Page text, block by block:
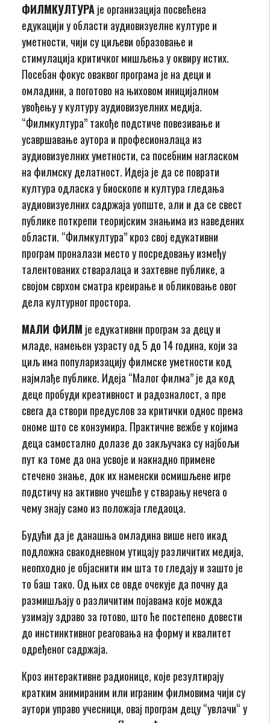
ФИЛМКУЛТУРАје организација посвећена
едукацији у области аудиовизуелне културе и
уметности, чији су циљеви образовање и
стимулација критичког мишљења у оквиру истих.
Посебан фокус оваквог програма је на деци и
омладини, а поготово на њиховом иницијалном
увођењу у културу аудиовизуелних медија.
“Филмкултура” такође подстиче повезивање и
усавршавање аутора и професионалаца из
аудиовизуелних уметности, са посебним нагласком
на филмску делатност. Идеја је да се поврати
култура одласка у биоскопе и култура гледања
аудиовизуелних садржаја уопште, али и да се свест
публике поткрепи теоријским знањима из наведених
области. “Филмкултура” кроз свој едукативни
програм проналази место у посредовању између
талентованих стваралаца и захтевне публике, а
својом сврхом сматра креирање и обликовање овог
дела културног простора.
МАЛИ ФИЛМ је едукативни програм за децу и
младе, намењен узрасту од 5 до 14 година, који за
циљ има популаризацију филмске уметности код
најмлађе публике. Идеја “Малог филма” је да код
деце пробуди креативност и радозналост, а пре
свега да створи предуслов за критички однос према
ономе што се конзумира. Практичне вежбе у којима
деца самостално долазе до закључака су најбољи
пут ка томе да она усвоје и накнадно примене
стечено знање, док их наменски осмишљене игре
подстичу на активно учешће у стварању нечега о
чему знају само из положаја гледаоца.
Будући да је данашња омладина више него икад
подложна свакодневном утицају различитих медија,
неопходно је објаснити им шта то гледају и зашто је
то баш тако. Од њих се овде очекује да почну да
размишљају о различитим појавама које можда
узимају здраво за готово, што ће постепено довести
до инстинктивног реаговања на форму и квалитет
одређеног садржаја.
Кроз интерактивне радионице, које резултирају
кратким анимираним или играним филмовима чији су
аутори управо учесници, овај програм децу “увлачи“ у